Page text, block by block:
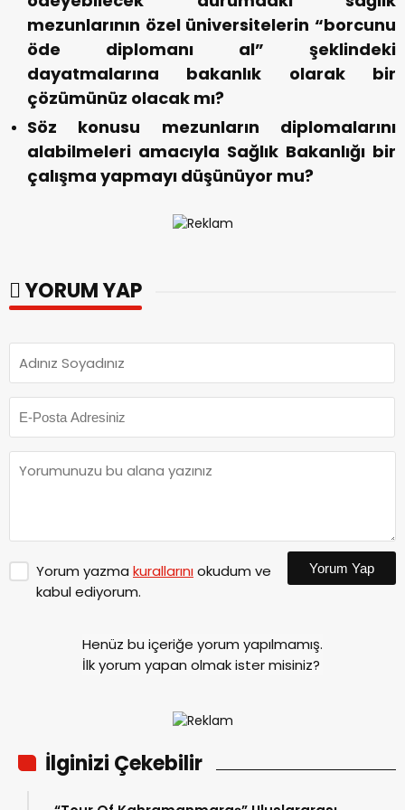
mezunlarının özel üniversitelerin “borcunu
öde diplomanı al” şeklindeki
dayatmalarına bakanlık olarak bir
çözümünüz olacak mı?
Söz konusu mezunların diplomalarını
alabilmeleri amacıyla Sağlık Bakanlığı bir
çalışma yapmayı düşünüyor mu?
YORUM YAP
Yorum yazma kurallarınıokudum ve
kabul ediyorum.
Yorum Yap
Henüz bu içeriğe yorum yapılmamış.
İlk yorum yapan olmak ister misiniz?
İlginizi Çekebilir